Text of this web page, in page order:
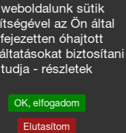
sütik
az Ön által
óhajtott
biztosítani
tudja - részletek
OK, elfogadom
Elutasítom